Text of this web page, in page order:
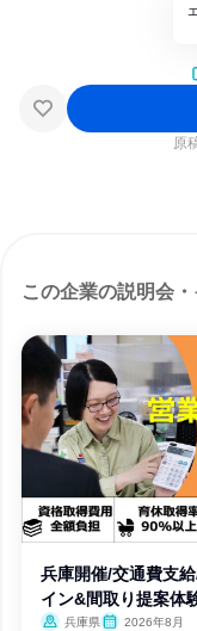
原
この企業の説明会・
兵庫開催/交通費支
イン&間取り提案体
兵庫県
2026年8月